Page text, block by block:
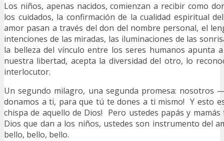
Los niños, apenas nacidos, comienzan a recibir como
los cuidados, la confirmación de la cualidad espiritual
amor pasan a través del don del nombre personal, el
intenciones de las miradas, las iluminaciones de las
la belleza del vínculo entre los seres humanos apunta
nuestra libertad, acepta la diversidad del otro, lo
interlocutor.
Un segundo milagro, una segunda promesa: nosotros
donamos a ti, para que tú te dones a ti mismo! Y esto
chispa de aquello de Dios! Pero ustedes papás y
Dios que dan a los niños, ustedes son instrumento del
bello, bello, bello.